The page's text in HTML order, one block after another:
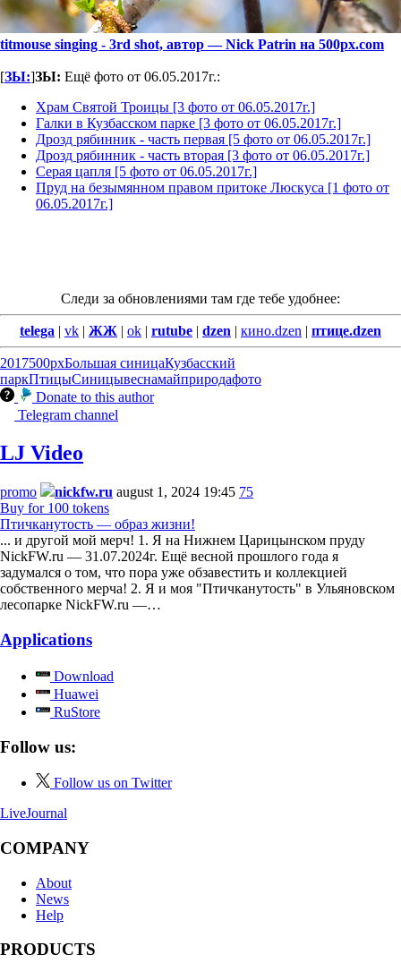
titmouse singing - 3rd shot, автор — Nick Patrin на 500px.com
[ЗЫ:]ЗЫ: Ещё фото от 06.05.2017г.:
Храм Святой Троицы [3 фото от 06.05.2017г.]
Галки в Кузбасском парке [3 фото от 06.05.2017г.]
Дрозд рябинник - часть первая [5 фото от 06.05.2017г.]
Дрозд рябинник - часть вторая [3 фото от 06.05.2017г.]
Серая цапля [5 фото от 06.05.2017г.]
Пруд на безымянном правом притоке Люскуса [1 фото от
06.05.2017г.]
Следи за обновлениями там где тебе удобнее:
telega | vk | ЖЖ | ok | rutube | dzen | кино.dzen | птице.dzen
2017500pxБольшая синицаКузбасский
паркПтицыСиницывеснамайприродафото
Donate to this author
Telegram channel
LJ Video
promo nickfw.ru august 1, 2024 19:45 75
Buy for 100 tokens
Птичканутость — образ жизни!
... и другой мой мерч! 1. Я на Нижнем Царицынском пруду
NickFW.ru — 31.07.2024г. Ещё весной прошлого года я
задумался о том, что пора уже обзавестить и коллекцией
собственного мерча! 2. Я и моя "Птичканутость" в Ульяновском
лесопарке NickFW.ru —…
Applications
Download
Huawei
RuStore
Follow us:
Follow us on Twitter
LiveJournal
COMPANY
About
News
Help
PRODUCTS